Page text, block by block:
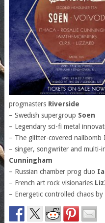
progmasters Riverside
– Swedish supergroup Soen
– Legendary sci-fi metal
– The glitter-covered nailbomb
– singer, songwriter and multi-
Cunningham
– Russian chamber prog duo
– French art rock visionaries
– Energetic controlled chaos by